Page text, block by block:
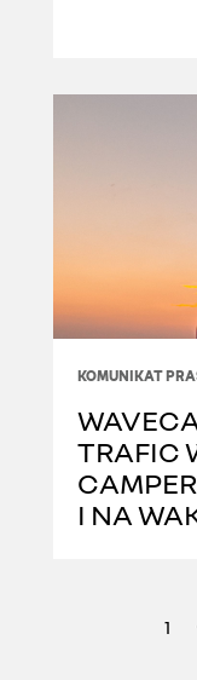
KOMUNIKAT
TRAFIC
I NA
1